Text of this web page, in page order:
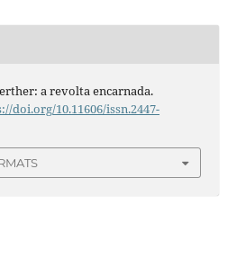
a revolta encarnada.
doi.org/10.11606/issn.2447-